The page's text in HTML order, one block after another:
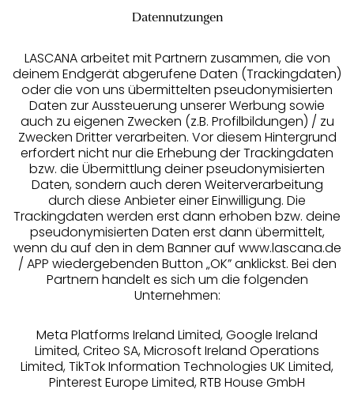
Services
Beratung
Über uns
Rechtliches
Alle Preise inkl. MwSt., zzgl.
Versandkosten
Datennutzungen
LASCANA arbeitet mit Partnern zusammen, die von
deinem Endgerät abgerufene Daten (Trackingdaten)
oder die von uns übermittelten pseudonymisierten
Daten zur Aussteuerung unserer Werbung sowie
auch zu eigenen Zwecken (z.B. Profilbildungen) / zu
Zwecken Dritter verarbeiten. Vor diesem Hintergrund
erfordert nicht nur die Erhebung der Trackingdaten
bzw. die Übermittlung deiner pseudonymisierten
Daten, sondern auch deren Weiterverarbeitung
durch diese Anbieter einer Einwilligung. Die
Trackingdaten werden erst dann erhoben bzw. deine
pseudonymisierten Daten erst dann übermittelt,
wenn du auf den in dem Banner auf www.lascana.de
/ APP wiedergebenden Button „OK” anklickst. Bei den
Partnern handelt es sich um die folgenden
Unternehmen:
Meta Platforms Ireland Limited, Google Ireland
Limited, Criteo SA, Microsoft Ireland Operations
Limited, TikTok Information Technologies UK Limited,
Pinterest Europe Limited, RTB House GmbH